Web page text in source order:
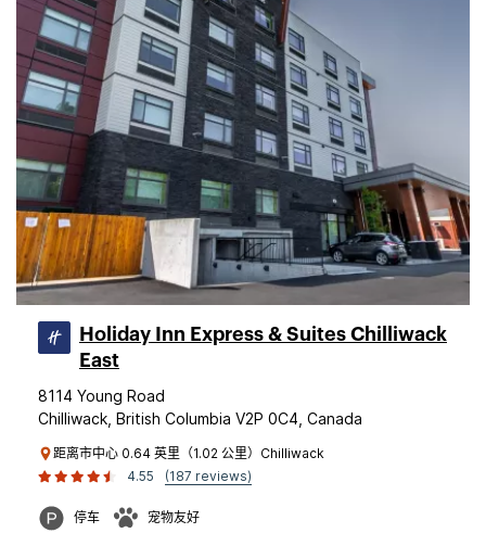
Holiday Inn Express & Suites Chilliwack
East
8114 Young Road
Chilliwack, British Columbia V2P 0C4, Canada
距离市中心 0.64 英里（1.02 公里）Chilliwack
4.55
(187 reviews)
停车 宠物友好